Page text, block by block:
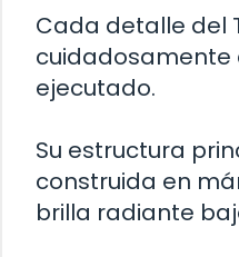
Cada detalle del
cuidadosamente
ejecutado.
Su estructura
construida en
brilla radiante